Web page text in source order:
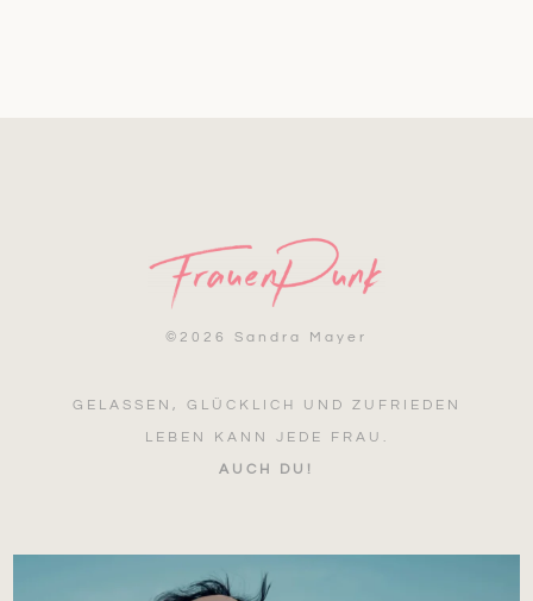
© 2026 Sandra Mayer
GELASSEN, GLÜCKLICH UND ZUFRIEDEN
LEBEN KANN JEDE FRAU.
AUCH DU!